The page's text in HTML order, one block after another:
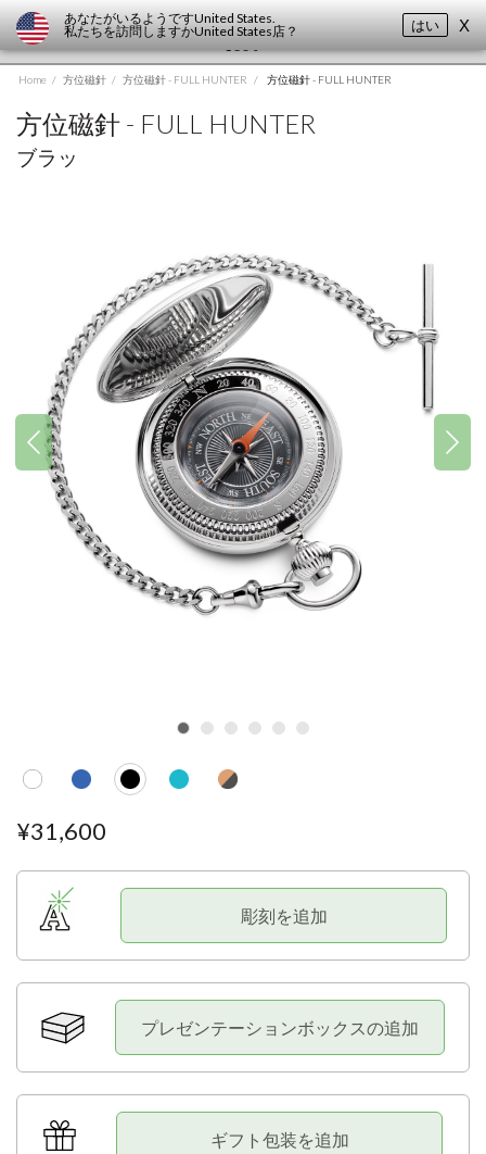
あなたがいるようですUnited States.
私たちを訪問しますかUnited States店？ はい X
Home / 方位磁針 / 方位磁針 - FULL HUNTER / 方位磁針 - FULL HUNTER
方位磁針 - FULL HUNTER
ブラッ
¥31,600
彫刻を追加
プレゼンテーションボックスの追加
ギフト包装を追加